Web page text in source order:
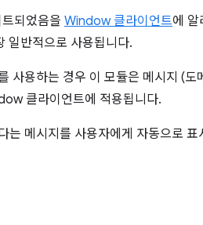
되었음을 Window 클라이언트에 알
일반적으로 사용됩니다.
사용하는 경우 이 모듈은 메시지 (도
클라이언트에 적용됩니다.
메시지를 사용자에게 자동으로 표